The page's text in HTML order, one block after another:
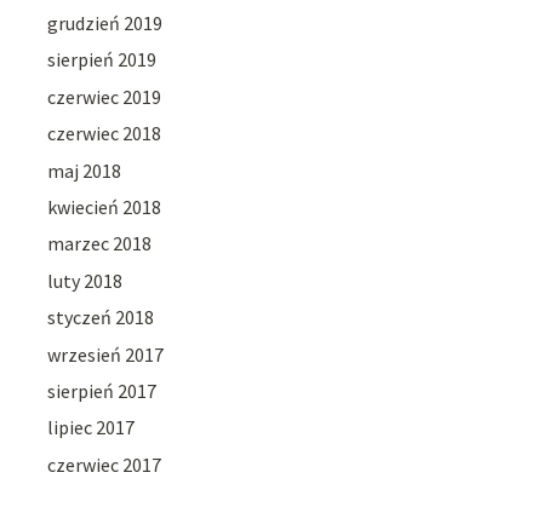
grudzień 2019
sierpień 2019
czerwiec 2019
czerwiec 2018
maj 2018
kwiecień 2018
marzec 2018
luty 2018
styczeń 2018
wrzesień 2017
sierpień 2017
lipiec 2017
czerwiec 2017